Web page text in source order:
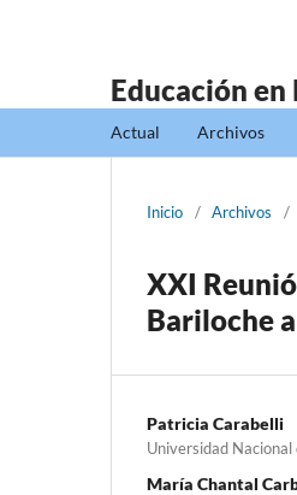
Educación
Actual Archivos
Inicio / Archivos /
XXI
Bariloche
Patricia Carabelli
Universidad Nacional
María Chantal